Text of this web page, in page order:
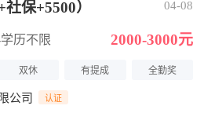
保+5500） 04-08
历不限 2000-3000元
双休 有提成 全勤奖
公司 认证